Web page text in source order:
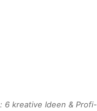
: 6 kreative Ideen & Profi-